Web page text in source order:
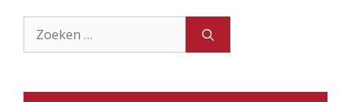
naar: